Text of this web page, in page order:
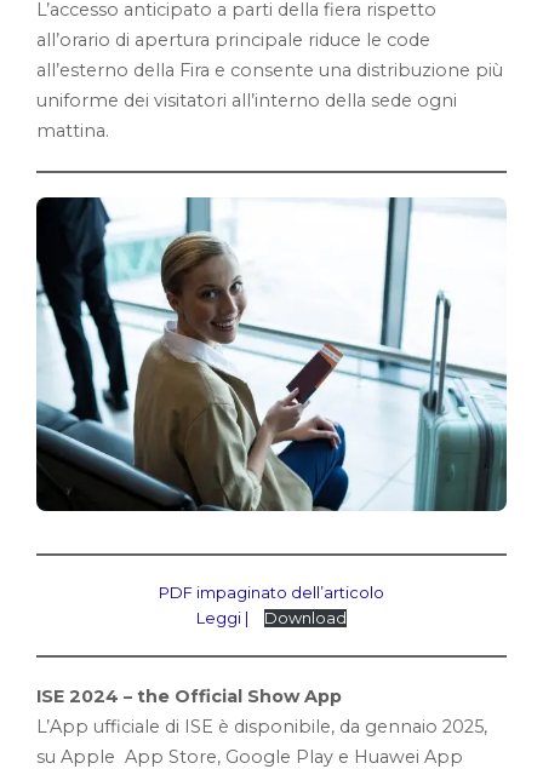
L’accesso anticipato a parti della fiera rispetto
all’orario di apertura principale riduce le code
all’esterno della Fira e consente una distribuzione più
uniforme dei visitatori all’interno della sede ogni
mattina.
PDF impaginato dell’articolo
Leggi |
Download
ISE 2024 – the Official Show App
L’App ufficiale di ISE è disponibile, da gennaio 2025,
su Apple App Store, Google Play e Huawei App